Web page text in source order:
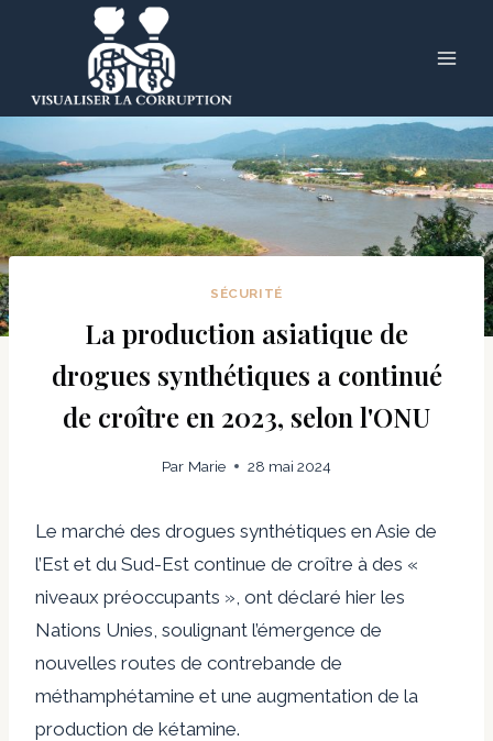
SÉCURITÉ
La production asiatique de
drogues synthétiques a continué
de croître en 2023, selon l'ONU
Par Marie 28 mai 2024
Le marché des drogues synthétiques en Asie de
l’Est et du Sud-Est continue de croître à des «
niveaux préoccupants », ont déclaré hier les
Nations Unies, soulignant l’émergence de
nouvelles routes de contrebande de
méthamphétamine et une augmentation de la
production de kétamine.